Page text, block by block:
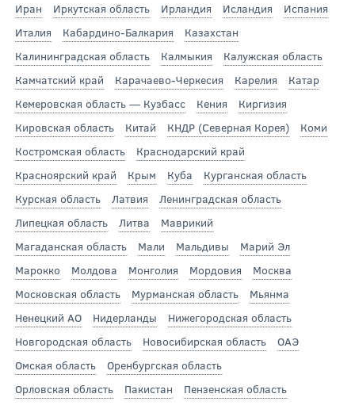
Иран
Иркутская область Ирландия Исландия
Испания
Италия
Кабардино-Балкария
Казахстан
Калининградская область
Калмыкия
Калужская область
Камчатский край
Карачаево-Черкесия Карелия
Катар
Кемеровская область — Кузбасс
Кения
Киргизия
Кировская область
Китай КНДР (Северная Корея)
Коми
Костромская область
Краснодарский край
Красноярский край
Крым Куба
Курганская область
Курская область
Латвия
Ленинградская область
Липецкая область
Литва
Маврикий
Магаданская область
Мали Мальдивы
Марий Эл
Марокко
Молдова Монголия Мордовия
Москва
Московская область
Мурманская область
Мьянма
Ненецкий АО
Нидерланды
Нижегородская область
Новгородская область
Новосибирская область
ОАЭ
Омская область
Оренбургская область
Орловская область
Пакистан
Пензенская область